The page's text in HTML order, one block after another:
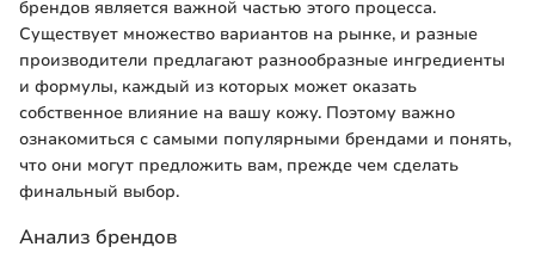
брендов является важной частью этого процесса.
Существует множество вариантов на рынке, и разные
производители предлагают разнообразные ингредиенты
и формулы, каждый из которых может оказать
собственное влияние на вашу кожу. Поэтому важно
ознакомиться с самыми популярными брендами и понять,
что они могут предложить вам, прежде чем сделать
финальный выбор.
Анализ брендов